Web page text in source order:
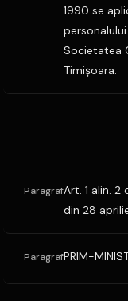
1990 se
Societatea
Timişoara.
ParagrafArt. 1 alin.
din 28
ParagrafPRIM-